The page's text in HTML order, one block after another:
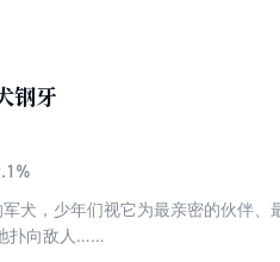
钢牙
犬，少年们视它为最亲密的伙伴
扑向敌人……